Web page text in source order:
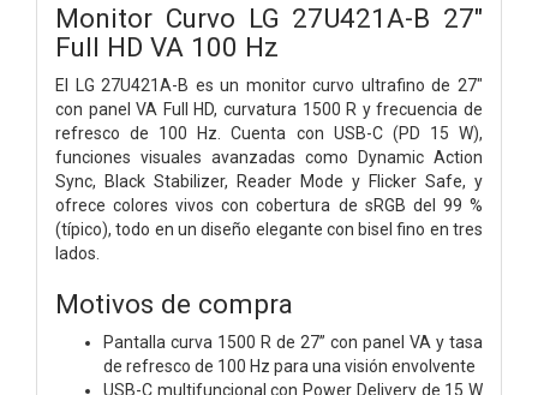
Monitor Curvo LG 27U421A-B 27"
Full HD VA 100 Hz
El LG 27U421A-B es un monitor curvo ultrafino de 27"
con panel VA Full HD, curvatura 1500 R y frecuencia de
refresco de 100 Hz. Cuenta con USB-C (PD 15 W),
funciones visuales avanzadas como Dynamic Action
Sync, Black Stabilizer, Reader Mode y Flicker Safe, y
ofrece colores vivos con cobertura de sRGB del 99 %
(típico), todo en un diseño elegante con bisel fino en tres
lados.
Motivos de compra
Pantalla curva 1500 R de 27” con panel VA y tasa
de refresco de 100 Hz para una visión envolvente
USB-C multifuncional con Power Delivery de 15 W